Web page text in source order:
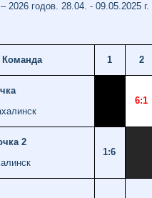
2026 годов. 28.04. - 09.05.2025
Команда 1 2
6:1
2
1:6